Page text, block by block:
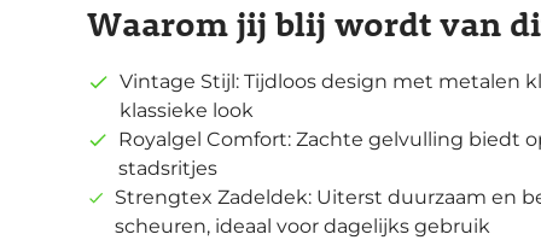
Waarom jij blij wordt van
Vintage Stijl: Tijdloos design met metalen
klassieke look
Royalgel Comfort: Zachte gelvulling biedt
stadsritjes
Strengtex Zadeldek: Uiterst duurzaam en
scheuren, ideaal voor dagelijks gebruik